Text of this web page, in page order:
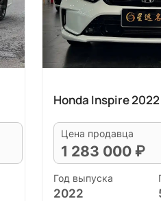
Honda Inspire 2022
Цена продавца
1 283 000 ₽
Год выпуска
2022